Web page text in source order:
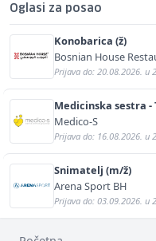
Oglasi za posao
Konobarica (ž)
Bosnian House
Prijava do: 20.08.2026. u
Medicinska sestra -
Medico-S
Prijava do: 16.08.2026. u
Snimatelj (m/ž)
Arena Sport BH
Prijava do: 03.09.2026. u